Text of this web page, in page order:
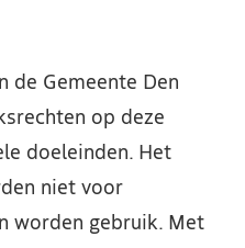
de Gemeente Den
op deze
doeleinden. Het
niet voor
worden gebruik. Met